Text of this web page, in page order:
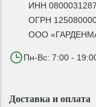
ИНН 0800031287
ОГРН
ООО
Пн-Вс: 7:00 -
Доставка и оплата